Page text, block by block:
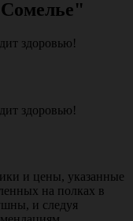
здоровью!
здоровью!
и цены, указанные
на полках в
и следуя